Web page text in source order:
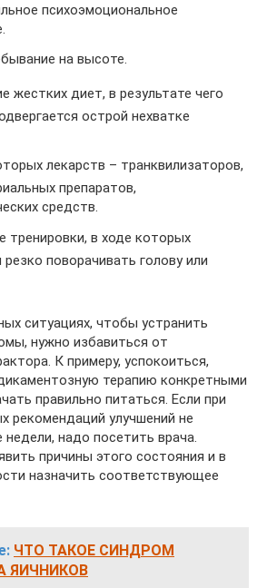
психоэмоциональное
на высоте.
жестких диет, в результате чего
острой нехватке
лекарств – транквилизаторов,
препаратов,
средств.
тренировки, в ходе которых
резко поворачивать голову или
ситуациях, чтобы устранить
нужно избавиться от
К примеру, успокоиться,
терапию конкретными
правильно питаться. Если при
рекомендаций улучшений не
недели, надо посетить врача.
причины этого состояния и в
назначить соответствующее
ЧТО ТАКОЕ СИНДРОМ
ЯИЧНИКОВ